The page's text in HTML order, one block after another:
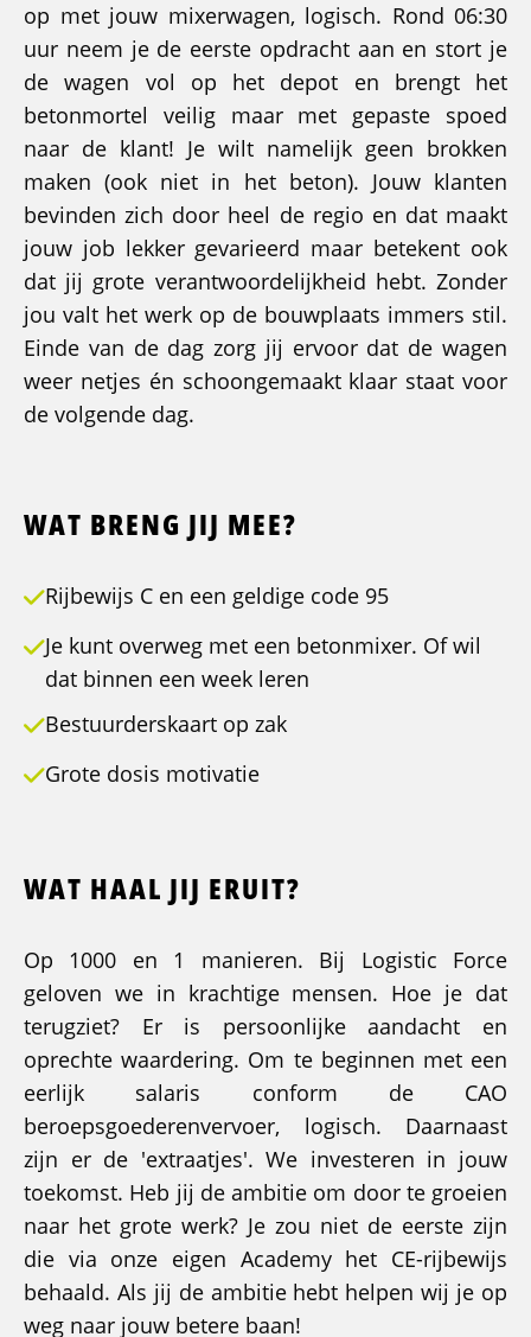
op met jouw mixerwagen, logisch. Rond 06:30
uur neem je de eerste opdracht aan en stort je
de wagen vol op het depot en brengt het
betonmortel veilig maar met gepaste spoed
naar de klant! Je wilt namelijk geen brokken
maken (ook niet in het beton). Jouw klanten
bevinden zich door heel de regio en dat maakt
jouw job lekker gevarieerd maar betekent ook
dat jij grote verantwoordelijkheid hebt. Zonder
jou valt het werk op de bouwplaats immers stil.
Einde van de dag zorg jij ervoor dat de wagen
weer netjes én schoongemaakt klaar staat voor
de volgende dag.
WAT BRENG JIJ MEE?
Rijbewijs C en een geldige code 95
Je kunt overweg met een betonmixer. Of wil
dat binnen een week leren
Bestuurderskaart op zak
Grote dosis motivatie
WAT HAAL JIJ ERUIT?
Op 1000 en 1 manieren. Bij Logistic Force
geloven we in krachtige mensen. Hoe je dat
terugziet? Er is persoonlijke aandacht en
oprechte waardering. Om te beginnen met een
eerlijk salaris conform de CAO
beroepsgoederenvervoer, logisch. Daarnaast
zijn er de 'extraatjes'. We investeren in jouw
toekomst. Heb jij de ambitie om door te groeien
naar het grote werk? Je zou niet de eerste zijn
die via onze eigen Academy het CE-rijbewijs
behaald. Als jij de ambitie hebt helpen wij je op
weg naar jouw betere baan!